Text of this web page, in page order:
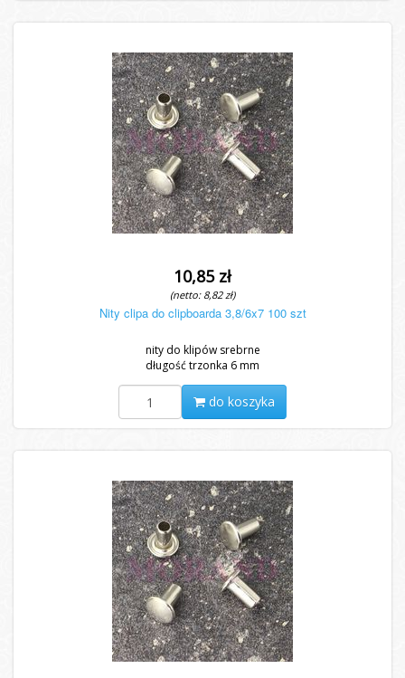
10,85 zł
(netto: 8,82 zł)
Nity clipa do clipboarda 3,8/6x7 100 szt
nity do klipów srebrne
długość trzonka 6 mm
do koszyka